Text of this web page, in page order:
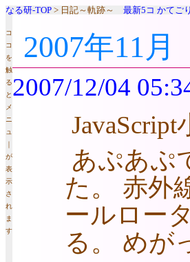
なる研-TOP > 日記～軌跡～ 最新5コ かてごり
コ
コ
を
触
る
と
メ
ニ
ュ
｜
が
表
示
さ
れ
ま
す
2007年11月
2007/12/04
JavaScript
あぷあぷ
た。 赤外
ールロー
る。 めが